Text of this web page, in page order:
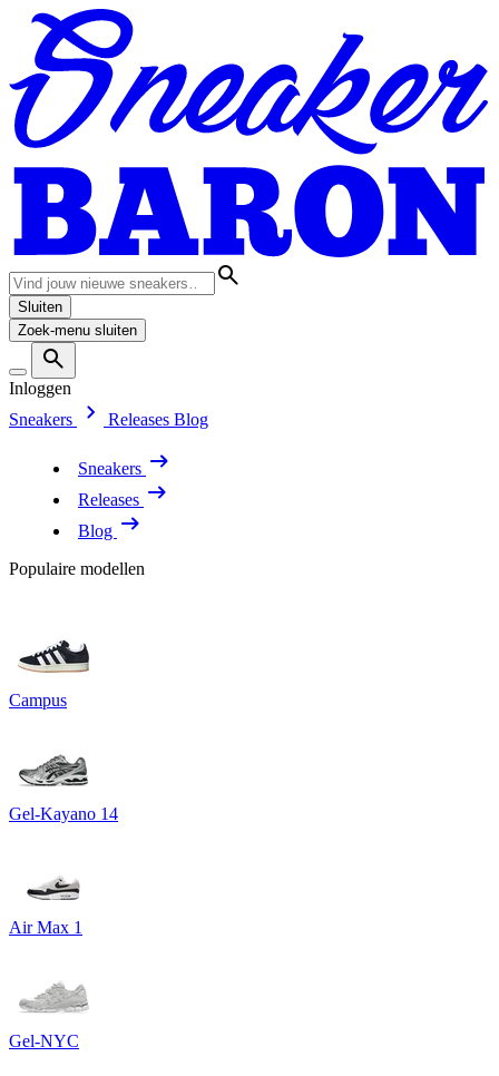
Sluiten
Zoek-menu sluiten
Inloggen
Sneakers
Releases Blog
Sneakers
Releases
Blog
Populaire modellen
Campus
Gel-Kayano 14
Air Max 1
Gel-NYC